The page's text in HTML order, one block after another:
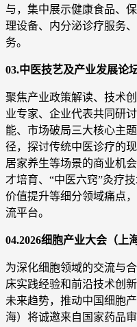
与，集中展示健康食品、
理设备、内分泌诊疗服务
务。
03.中医技艺及产业发展论
聚焦产业政策解读、技术
业专家、企业代表共同研
能、市场破局三大核心主
径，探讨传统中医诊疗的
居家养生等场景的商业机
才培育、“中医六窍”灸疗
价值提升等细分领域痛点
流平台。
04.2026细胞产业大会（上海
为深化细胞领域的交流与
床实践经验和前沿技术创
未来趋势，推动中国细胞
海）将诚邀来自国家药品